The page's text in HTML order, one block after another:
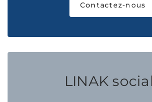
Contactez-nous
LINAK